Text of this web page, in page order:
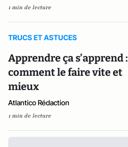
1 min de lecture
TRUCS ET ASTUCES
Apprendre ça s’apprend :
comment le faire vite et
mieux
Atlantico Rédaction
1 min de lecture